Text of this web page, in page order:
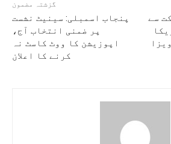
گزشتہ مضمون
پنجاب اسمبلی: سینیٹ نشست
پر ضمنی انتخاب آج،
اپوزیشن کا ووٹ کاسٹ نہ
کرنے کا اعلان
سے